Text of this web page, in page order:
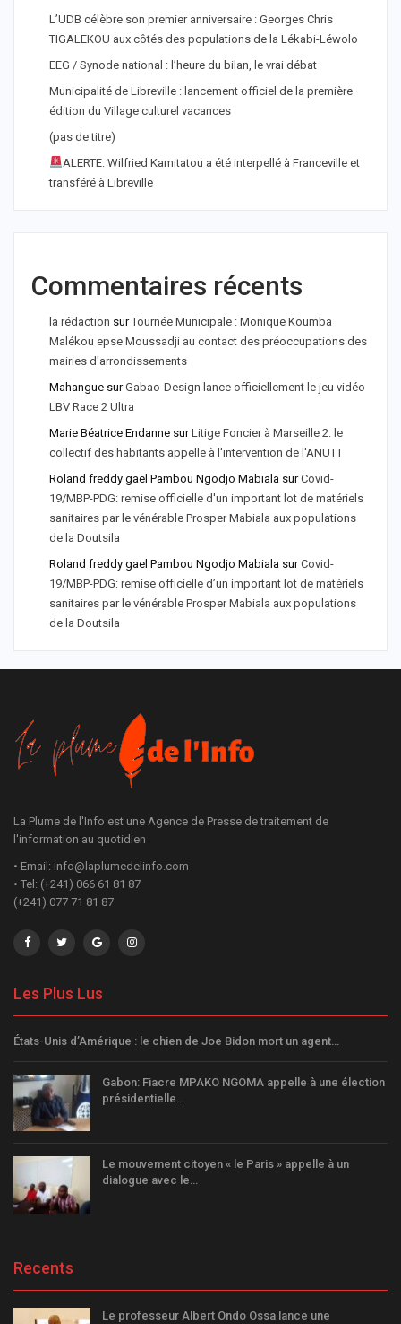
L’UDB célèbre son premier anniversaire : Georges Chris
TIGALEKOU aux côtés des populations de la Lékabi-Léwolo
EEG / Synode national : l’heure du bilan, le vrai débat
Municipalité de Libreville : lancement officiel de la première
édition du Village culturel vacances
(pas de titre)
ALERTE: Wilfried Kamitatou a été interpellé à Franceville et
transféré à Libreville
Commentaires récents
la rédaction surTournée Municipale : Monique Koumba
Malékou epse Moussadji au contact des préoccupations des
mairies d'arrondissements
Mahangue surGabao-Design lance officiellement le jeu vidéo
LBV Race 2 Ultra
Marie Béatrice Endanne surLitige Foncier à Marseille 2: le
collectif des habitants appelle à l'intervention de l'ANUTT
Roland freddy gael Pambou Ngodjo Mabiala surCovid-
19/MBP-PDG: remise officielle d'un important lot de matériels
sanitaires par le vénérable Prosper Mabiala aux populations
de la Doutsila
Roland freddy gael Pambou Ngodjo Mabiala surCovid-
19/MBP-PDG: remise officielle d’un important lot de matériels
sanitaires par le vénérable Prosper Mabiala aux populations
de la Doutsila
La Plume de l'Info est une Agence de Presse de traitement de
l'information au quotidien
• Email: info@laplumedelinfo.com
• Tel: (+241) 066 61 81 87
(+241) 077 71 81 87
Les Plus Lus
États-Unis d’Amérique : le chien de Joe Bidon mort un agent…
Gabon: Fiacre MPAKO NGOMA appelle à une élection
présidentielle…
Le mouvement citoyen « le Paris » appelle à un
dialogue avec le…
Recents
Le professeur Albert Ondo Ossa lance une